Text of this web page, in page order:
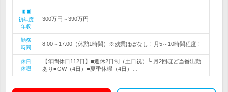
初年度
年収
300万円～390万円
勤務
時間
8:00～17:00（休憩1時間）※残業ほぼなし！月5～10時間程度！
休日
休暇
【年間休日112日】■週休2日制（土日祝）└ 月2回ほど当番出勤
あり■GW（4日）■夏季休暇（4日）…